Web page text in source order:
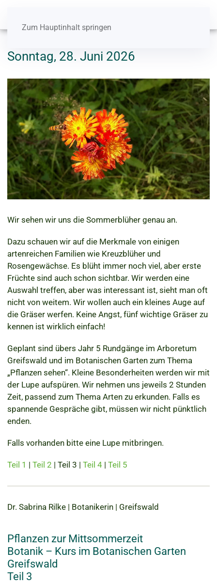
Zum Hauptinhalt springen
Sonntag, 28. Juni 2026
Wir sehen wir uns die Sommerblüher genau an.
Dazu schauen wir auf die Merkmale von einigen
artenreichen Familien wie Kreuzblüher und
Rosengewächse. Es blüht immer noch viel, aber erste
Früchte sind auch schon sichtbar. Wir werden eine
Auswahl treffen, aber was interessant ist, sieht man oft
nicht von weitem. Wir wollen auch ein kleines Auge auf
die Gräser werfen. Keine Angst, fünf wichtige Gräser zu
kennen ist wirklich einfach!
Geplant sind übers Jahr 5 Rundgänge im Arboretum
Greifswald und im Botanischen Garten zum Thema
„Pflanzen sehen“. Kleine Besonderheiten werden wir mit
der Lupe aufspüren. Wir nehmen uns jeweils 2 Stunden
Zeit, passend zum Thema Arten zu erkunden. Falls es
spannende Gespräche gibt, müssen wir nicht pünktlich
enden.
Falls vorhanden bitte eine Lupe mitbringen.
Teil 1 | Teil 2 | Teil 3 | Teil 4 | Teil 5
Dr. Sabrina Rilke | Botanikerin | Greifswald
Pflanzen zur Mittsommerzeit
Botanik – Kurs im Botanischen Garten
Greifswald
Teil 3